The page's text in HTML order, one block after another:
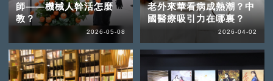
師——機械人幹活怎麼
教？
2026-05-08
老外來華看病成熱潮？中
國醫療吸引力在哪裏？
2026-04-02